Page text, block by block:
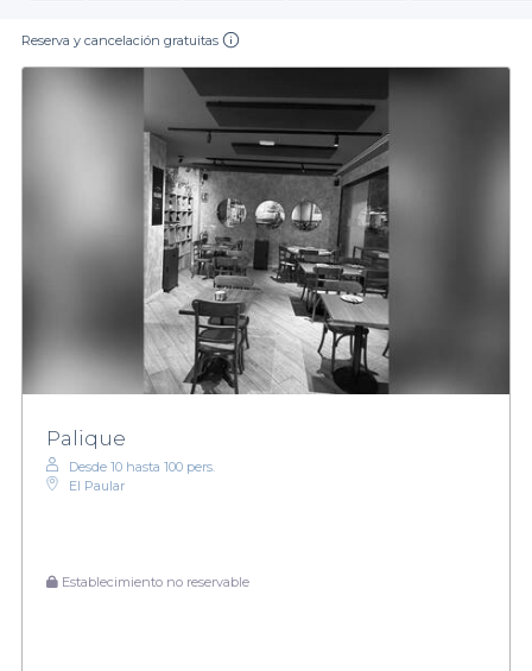
Reserva y cancelación gratuitas
Palique
Desde 10 hasta 100 pers.
El Paular
Establecimiento no reservable